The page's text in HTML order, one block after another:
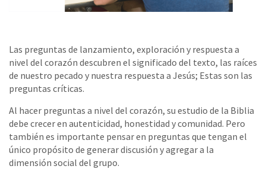
Las preguntas de lanzamiento, exploración y respuesta a
nivel del corazón descubren el significado del texto, las raíces
de nuestro pecado y nuestra respuesta a Jesús; Estas son las
preguntas críticas.
Al hacer preguntas a nivel del corazón, su estudio de la Biblia
debe crecer en autenticidad, honestidad y comunidad. Pero
también es importante pensar en preguntas que tengan el
único propósito de generar discusión y agregar a la
dimensión social del grupo.